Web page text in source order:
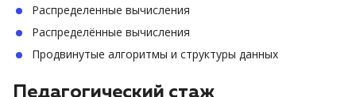
Распределенные вычисления
Распределённые вычисления
Продвинутые алгоритмы и структуры данных
Педагогический стаж